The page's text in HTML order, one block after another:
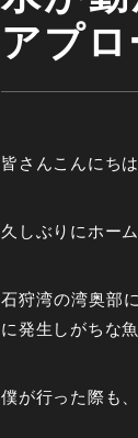
アプ
皆さんこんにち
久しぶりにホー
石狩湾の湾奥部
に発生しがちな
僕が行った際も